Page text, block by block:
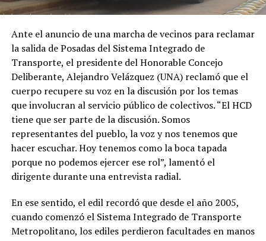
Ante el anuncio de una marcha de vecinos para reclamar
la salida de Posadas del Sistema Integrado de
Transporte, el presidente del Honorable Concejo
Deliberante, Alejandro Velázquez (UNA) reclamó que el
cuerpo recupere su voz en la discusión por los temas
que involucran al servicio público de colectivos. “El HCD
tiene que ser parte de la discusión. Somos
representantes del pueblo, la voz y nos tenemos que
hacer escuchar. Hoy tenemos como la boca tapada
porque no podemos ejercer ese rol”, lamentó el
dirigente durante una entrevista radial.
En ese sentido, el edil recordó que desde el año 2005,
cuando comenzó el Sistema Integrado de Transporte
Metropolitano, los ediles perdieron facultades en manos